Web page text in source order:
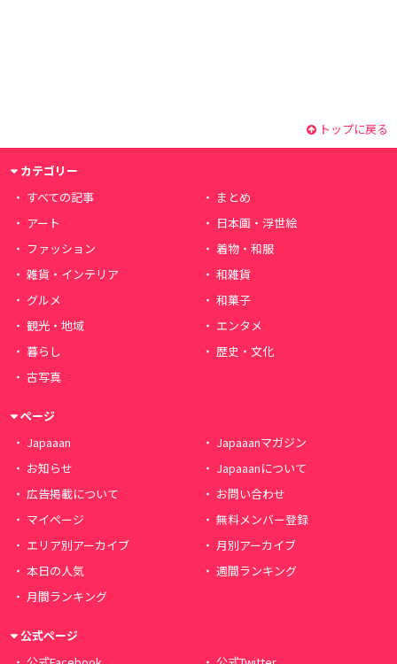
トップに戻る
カテゴリー
すべての記事
まとめ
アート
日本画・浮世絵
ファッション
着物・和服
雑貨・インテリア
和雑貨
グルメ
和菓子
観光・地域
エンタメ
暮らし
歴史・文化
古写真
ページ
Japaaan
Japaaanマガジン
お知らせ
Japaaanについて
広告掲載について
お問い合わせ
マイページ
無料メンバー登録
エリア別アーカイブ
月別アーカイブ
本日の人気
週間ランキング
月間ランキング
公式ページ